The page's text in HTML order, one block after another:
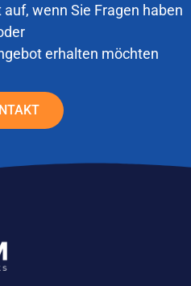
wenn Sie Fragen haben
erhalten möchten